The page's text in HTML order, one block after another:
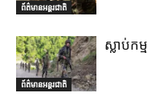
ព័ត៌មានអន្តរជាតិ
ព័ត៌មានអន្តរជាតិ
ស្លាប់កម្